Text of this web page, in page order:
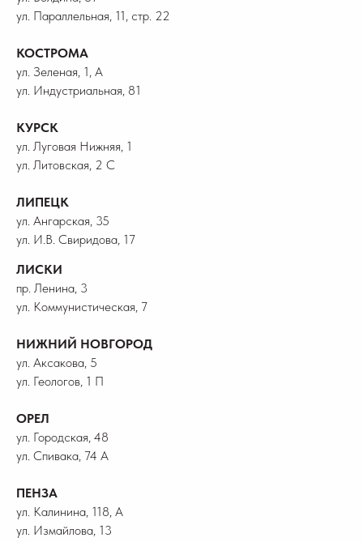
ул. Параллельная, 11, стр. 22
КОСТРОМА
ул. Зеленая, 1, А
ул. Индустриальная, 81
КУРСК
ул. Луговая Нижняя, 1
ул. Литовская, 2 С
ЛИПЕЦК
ул. Ангарская, 35
ул. И.В. Свиридова, 17
ЛИСКИ
пр. Ленина, 3
ул. Коммунистическая, 7
НИЖНИЙ НОВГОРОД
ул. Аксакова, 5
ул. Геологов, 1 П
ОРЕЛ
ул. Городская, 48
ул. Спивака, 74 А
ПЕНЗА
ул. Калинина, 118, А
ул. Измайлова, 13